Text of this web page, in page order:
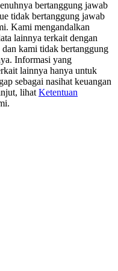
BTR
bertanggung jawab
tidak bertanggung jawab
Kami mengandalkan
lainnya terkait dengan
kami tidak bertanggung
Informasi yang
lainnya hanya untuk
sebagai nasihat keuangan
lihat Ketentuan